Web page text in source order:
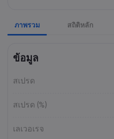
US Government Shutdown
October Inflation Data
US-EU Relations: Russia
Emma Rose
ภาพรวม สถิติหลัก
ข้อมูล
สเปรด
สเปรด (%)
เลเวอเรจ